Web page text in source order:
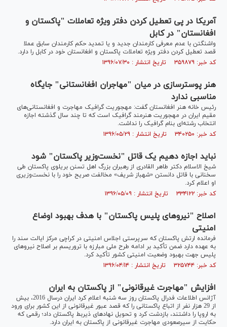
آمریکا در پی تعطیل کردن دفتر ویژه تعاملات "پاکستان و
افغانستان" در کابل
واشنگتن با عدم معرفی کارمندان جدید و یا تمدید حکم کارمندان سابق عملا
قصد تعطیل کردن دفتر ویژه تعاملات پاکستان و افغانستان خود در کابل را دارد.
کد خبر: ۳۵۹۸۷۹ تاریخ انتشار : ۱۳۹۶/۰۷/۳۰
هنر پوسترسازی در میان "مهاجران افغانستانی" جایگاه
مناسبی ندارد
رئیس خانه هنر افغانستان گفت: مهجوریت گرافیک مهاجرت و افغانستانی‌های
مقیم ایران در مهجوریت هنرمند گرافیک است که تا چند سال گذشته اجازه
انتخاب رشته‌ای بنام گرافیک را نداشت.
کد خبر: ۳۴۰۲۵۰ تاریخ انتشار : ۱۳۹۶/۰۵/۲۹
نباید اجازه دهیم یک قاتل "نخست‌وزیر پاکستان" شود
شیخ الاسلام دکتر طاهر القادری از رهبران بزرگ اهل تسنن بریلوی پاکستان طی
سخنانی با قاتل دانستن «شهباز شریف» مخالفت صریح خود را با نخست‌وزیری
او اعلام کرد.
کد خبر: ۳۳۴۱۲۲ تاریخ انتشار : ۱۳۹۶/۰۵/۰۹
اصلاح "نیروهای پلیس پاکستان" با هدف بهبود اوضاع
امنیتی
فرمانده ارتش پاکستان که سرپرستی اجلاس امنیتی در کراچی مرکز ایالت سند را
به عهده دارد ضمن تأکید بر ادامه طرح ملی مبارزه با تروریسم بر اصلاح نیروهای
پلیس جهت بهبود وضعیت امنیتی کشور تأکید کرد.
کد خبر: ۳۲۵۷۴۴ تاریخ انتشار : ۱۳۹۶/۰۴/۱۴
افزایش "مهاجرت غیرقانونی" از پاکستان به ایران
آژانس اطلاعات فدرال پاکستان روز سه شنبه اعلام کرد ایران درسال 2016، بیش
از 29 هزار نفر از اتباع پاکستانی را که قصد عبور غیرقانونی از این کشور برای ورود
به اروپا را داشتند، بازدشت کرد و تحویل نهادهای ذیربط پاکستان داد؛ رقمی که
حکایت از سیرصعودی مهاجرت غیرقانونی از پاکستان به ایران دارد.